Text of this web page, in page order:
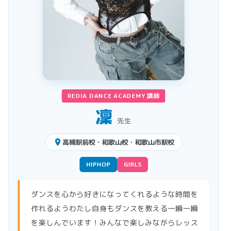
REDIA DANCE ACADEMY 講師
凜 先生
place 高槻駅前校・和歌山校・和歌山市駅校
HIPHOP GIRLS
ダンスを心から好きになってくれるような時間を
作れるようわたし自身もダンスを教える一瞬一瞬
を楽しんでいます！みんなで楽しみながらレッス